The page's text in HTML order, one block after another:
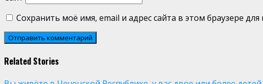
Сохранить моё имя, email и адрес сайта в этом браузере
Related Stories